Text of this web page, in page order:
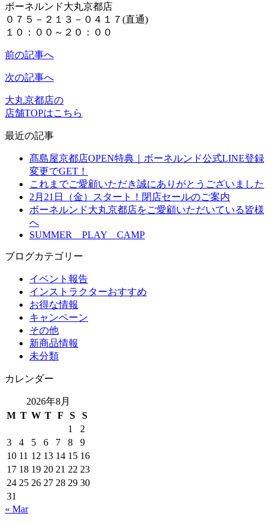
ボーネルンド大丸京都店
０７５－２１３－０４１７(直通)
１０：００～２０：００
前の記事へ
次の記事へ
大丸京都店の
店舗TOPはこちら
最近の記事
髙島屋京都店OPEN特典｜ボーネルンド公式LINE登録
変更でGET！
これまでご愛顧いただき誠にありがとうございました
2月21日（金）スタート！閉店セールのご案内
ボーネルンド大丸京都店をご愛顧いただいている皆様
へ
SUMMER PLAY CAMP
ブログカテゴリー
イベント報告
インストラクターおすすめ
お得な情報
キャンペーン
その他
新商品情報
未分類
カレンダー
2026年8月
M T W T F S
S
1
2
3
4 5 6 7 8
9
10 11 12 13 14 15 16
17 18 19 20 21 22 23
24 25 26 27 28 29 30
31
« Mar